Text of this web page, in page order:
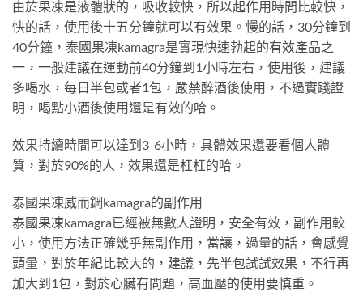
由於果凍是液體狀的，吸收較快，所以起作用時間比較快，
快的話，使用後十五分鐘就可以有效果。慢的話，30分鐘到
40分鐘，泰國果凍kamagra是實現快速勃起的有效產品之
一，一般建議在運動前40分鐘到1小時左右，使用後，建議
多喝水，每日半包或者1包，嚴禁醉酒後使用，不過實踐證
明，喝點小酒後使用還是有效的哈。
效果持續時間可以達到3-6小時，具體效果還要看個人體
質，對於90%的人，效果還是杠杠的哈。
泰國果凍威而鋼kamagra的副作用
泰國果凍kamagra已經被無數人證明，安全有效，副作用較
小，使用方法正確幾乎無副作用，當讓，過量的話，會感覺
頭暈，對於年紀比較大的，建議，先半包試試效果，不行再
加大到1包，對於心臟有問題，高血壓的使用要慎重。